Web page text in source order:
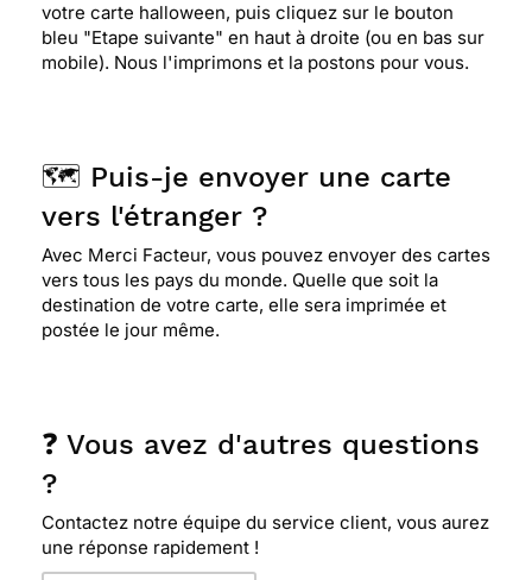
votre carte halloween, puis cliquez sur le bouton
bleu "Etape suivante" en haut à droite (ou en bas sur
mobile). Nous l'imprimons et la postons pour vous.
🗺️ Puis-je envoyer une carte
vers l'étranger ?
Avec Merci Facteur, vous pouvez envoyer des cartes
vers tous les pays du monde. Quelle que soit la
destination de votre carte, elle sera imprimée et
postée le jour même.
❓ Vous avez d'autres questions
?
Contactez notre équipe du service client, vous aurez
une réponse rapidement !